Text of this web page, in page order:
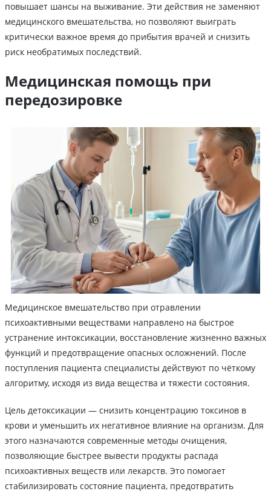
повышает шансы на выживание. Эти действия не заменяют
медицинского вмешательства, но позволяют выиграть
критически важное время до прибытия врачей и снизить
риск необратимых последствий.
Медицинская помощь при
передозировке
Медицинское вмешательство при отравлении
психоактивными веществами направлено на быстрое
устранение интоксикации, восстановление жизненно важных
функций и предотвращение опасных осложнений. После
поступления пациента специалисты действуют по чёткому
алгоритму, исходя из вида вещества и тяжести состояния.
Цель детоксикации ― снизить концентрацию токсинов в
крови и уменьшить их негативное влияние на организм. Для
этого назначаются современные методы очищения,
позволяющие быстрее вывести продукты распада
психоактивных веществ или лекарств. Это помогает
стабилизировать состояние пациента, предотвратить